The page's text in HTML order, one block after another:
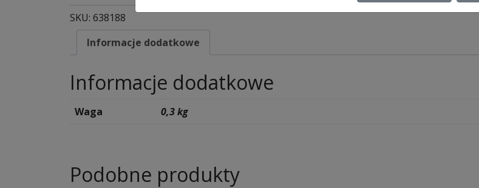
SKU: 638188
Informacje dodatkowe
Informacje dodatkowe
Waga 0,3 kg
Podobne produkty